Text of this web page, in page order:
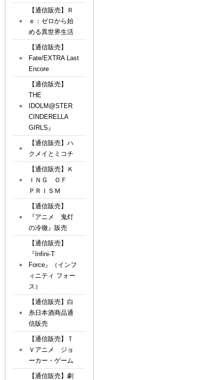
【通信販売】Ｒ
ｅ：ゼロから始
める異世界生活
【通信販売】
Fate/EXTRA Last
Encore
【通信販売】
THE
IDOLM@STER
CINDERELLA
GIRLS』
【通信販売】ハ
クメイとミコチ
【通信販売】Ｋ
ＩＮＧ ＯＦ
ＰＲＩＳＭ
【通信販売】
『アニメ 鬼灯
の冷徹』販売
【通信販売】
『Infini-T
Force』（インフ
ィニティ フォー
ス）
【通信販売】白
糸日本酒商品通
信販売
【通信販売】Ｔ
Ｖアニメ ジョ
ーカー・ゲーム
【通信販売】劇